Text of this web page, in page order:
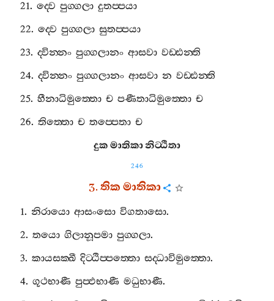
21. ද‍්වෙ පුග‍්ගලා දුතප‍්පයා
22. ද‍්වෙ පුග‍්ගලා සුතප‍්පයා
23. ද‍්වින‍්නං පුග‍්ගලානං ආසවා වඩ‍්ඪන‍්ති
24. ද‍්වින‍්නං පුග‍්ගලානං ආසවා න වඩ‍්ඪන‍්ති
25. හීනාධිමුත‍්තො ච පණීතාධිමුත‍්තො ච
26. තිත‍්තො ච තප‍්පෙතා ච
දුකමාතිකානිට‍්ඨිතා
246
3.තිකමාතිකා
1. නිරායො ආසංසො විගතාසො.
2. තයො ගිලානූපමා පුග‍්ගලා.
3. කායසක‍්ඛී දිට‍්ඨිප‍්පත‍්තො සද‍්ධාවිමුත‍්තො.
4. ගූථභාණී පුප‍්ඵභාණී මධුභාණී.